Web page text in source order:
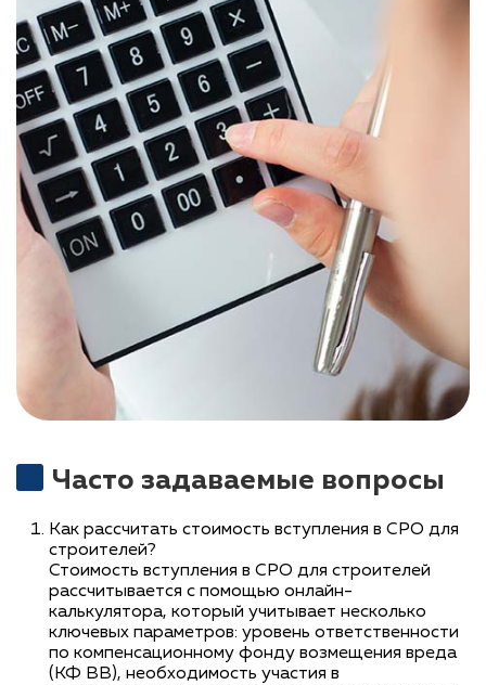
Часто задаваемые вопросы
Как рассчитать стоимость вступления в СРО для
строителей?
Стоимость вступления в СРО для строителей
рассчитывается с помощью онлайн-
калькулятора, который учитывает несколько
ключевых параметров: уровень ответственности
по компенсационному фонду возмещения вреда
(КФ ВВ), необходимость участия в